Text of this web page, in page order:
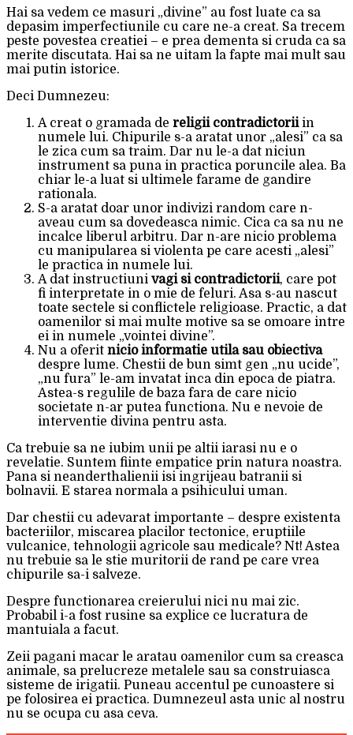
Hai sa vedem ce masuri „divine” au fost luate ca sa
depasim imperfectiunile cu care ne-a creat. Sa trecem
peste povestea creatiei – e prea dementa si cruda ca sa
merite discutata. Hai sa ne uitam la fapte mai mult sau
mai putin istorice.
Deci Dumnezeu:
A creat o gramada de religii contradictoriiin
numele lui. Chipurile s-a aratat unor „alesi” ca sa
le zica cum sa traim. Dar nu le-a dat niciun
instrument sa puna in practica poruncile alea. Ba
chiar le-a luat si ultimele farame de gandire
rationala.
S-a aratat doar unor indivizi random care n-
aveau cum sa dovedeasca nimic. Cica ca sa nu ne
incalce liberul arbitru. Dar n-are nicio problema
cu manipularea si violenta pe care acesti „alesi”
le practica in numele lui.
A dat instructiuni vagi si contradictorii, care pot
fi interpretate in o mie de feluri. Asa s-au nascut
toate sectele si conflictele religioase. Practic, a dat
oamenilor si mai multe motive sa se omoare intre
ei in numele „vointei divine”.
Nu a oferit nicio informatie utila sau obiectiva
despre lume. Chestii de bun simt gen „nu ucide”,
„nu fura” le-am invatat inca din epoca de piatra.
Astea-s regulile de baza fara de care nicio
societate n-ar putea functiona. Nu e nevoie de
interventie divina pentru asta.
Ca trebuie sa ne iubim unii pe altii iarasi nu e o
revelatie. Suntem fiinte empatice prin natura noastra.
Pana si neanderthalienii isi ingrijeau batranii si
bolnavii. E starea normala a psihicului uman.
Dar chestii cu adevarat importante – despre existenta
bacteriilor, miscarea placilor tectonice, eruptiile
vulcanice, tehnologii agricole sau medicale? Nt! Astea
nu trebuie sa le stie muritorii de rand pe care vrea
chipurile sa-i salveze.
Despre functionarea creierului nici nu mai zic.
Probabil i-a fost rusine sa explice ce lucratura de
mantuiala a facut.
Zeii pagani macar le aratau oamenilor cum sa creasca
animale, sa prelucreze metalele sau sa construiasca
sisteme de irigatii. Puneau accentul pe cunoastere si
pe folosirea ei practica. Dumnezeul asta unic al nostru
nu se ocupa cu asa ceva.